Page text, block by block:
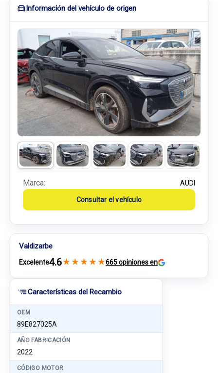
Características del Recambio
OEM
89E827025A
AÑO FABRICACIÓN
2022
CÓDIGO MOTOR
Información del vehículo de origen
Marca: AUDI
Consultar el vehículo
Valdizarbe
Excelente4.6★ ★ ★ ★ ★665 opiniones en